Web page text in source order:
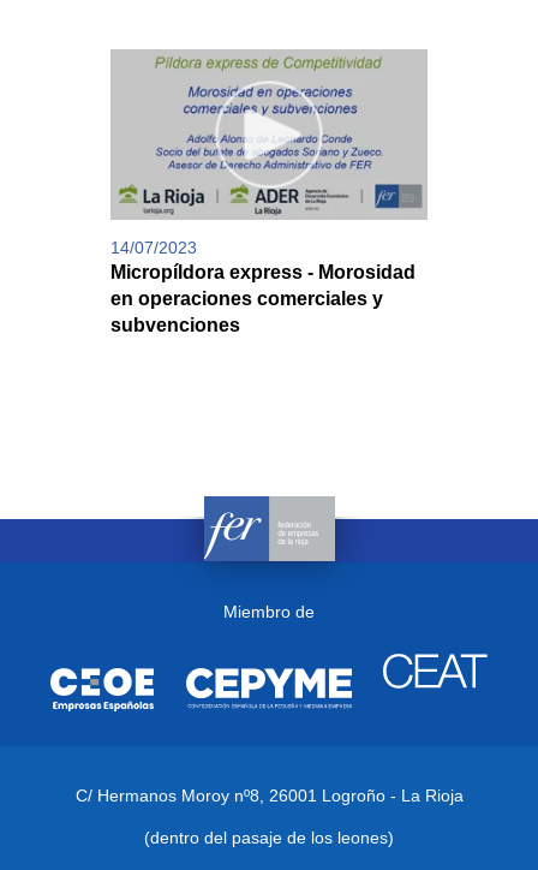
14/07/2023
Micropíldora express - Morosidad
en operaciones comerciales y
subvenciones
Miembro de
C/ Hermanos Moroy nº8, 26001 Logroño - La Rioja
(dentro del pasaje de los leones)